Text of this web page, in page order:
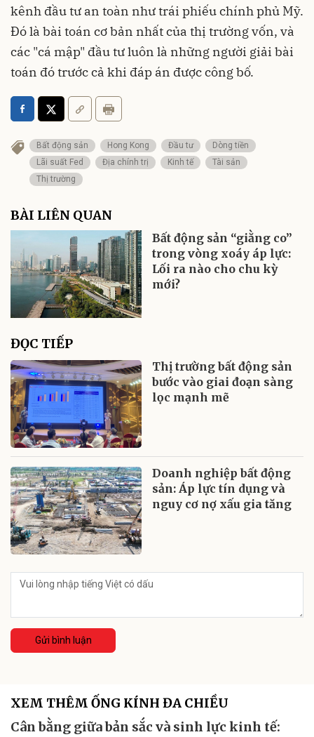
kênh đầu tư an toàn như trái phiếu chính phủ Mỹ.
Đó là bài toán cơ bản nhất của thị trường vốn, và
các "cá mập" đầu tư luôn là những người giải bài
toán đó trước cả khi đáp án được công bố.
Bất động sản Hong Kong Đầu tư
Dòng tiền
Lãi suất Fed
Địa chính trị Kinh tế
Tài sản
Thị trường
BÀI LIÊN QUAN
Bất động sản “giằng co”
trong vòng xoáy áp lực:
Lối ra nào cho chu kỳ
mới?
ĐỌC TIẾP
Thị trường bất động sản
bước vào giai đoạn sàng
lọc mạnh mẽ
Doanh nghiệp bất động
sản: Áp lực tín dụng và
nguy cơ nợ xấu gia tăng
Gửi bình luận
XEM THÊM ỐNG KÍNH ĐA CHIỀU
Cân bằng giữa bản sắc và sinh lực kinh tế: